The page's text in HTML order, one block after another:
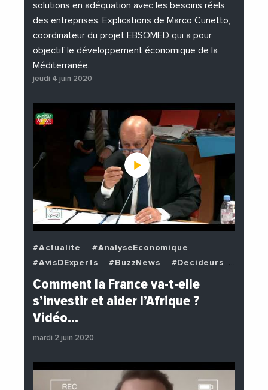
solutions en adéquation avec les besoins réels
des entreprises. Explications de Marco Cunetto,
coordinateur du projet EBSOMED qui a pour
objectif le développement économique de la
Méditerranée.
jeudi 4 juin 2020
#Actualite
#AnalyseEconomique
#AvisDExperts
#BuzzNews
#Decideurs
#EchangesMediterraneens
#Economie
#PhotosEtVideos
#Politique
Comment la France va-t-elle
s’investir et aider l’Afrique ?
Vidéo…
mardi 2 juin 2020